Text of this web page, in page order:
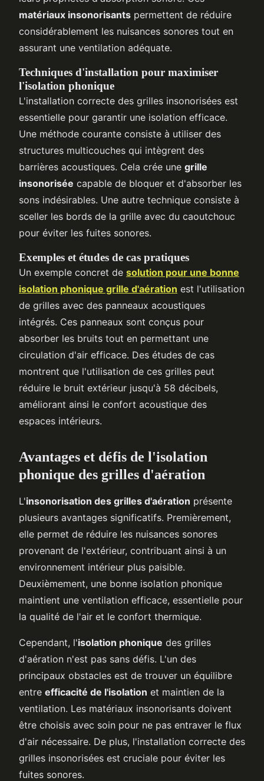
matériaux insonorisants permettent de réduire
considérablement les nuisances sonores tout en
assurant une ventilation adéquate.
Techniques d'installation pour maximiser
l'isolation phonique
L'installation correcte des grilles insonorisées est
essentielle pour garantir une isolation efficace.
Une méthode courante consiste à utiliser des
structures multicouches qui intègrent des
barrières acoustiques. Cela crée une grille
insonorisée capable de bloquer et d'absorber les
sons indésirables. Une autre technique consiste à
sceller les bords de la grille avec du caoutchouc
pour éviter les fuites sonores.
Exemples et études de cas pratiques
Un exemple concret de solution pour une bonne
isolation phonique grille d'aération est l'utilisation
de grilles avec des panneaux acoustiques
intégrés. Ces panneaux sont conçus pour
absorber les bruits tout en permettant une
circulation d'air efficace. Des études de cas
montrent que l'utilisation de ces grilles peut
réduire le bruit extérieur jusqu'à 58 décibels,
améliorant ainsi le confort acoustique des
espaces intérieurs.
Avantages et défis de l'isolation
phonique des grilles d'aération
L'insonorisation des grilles d'aération présente
plusieurs avantages significatifs. Premièrement,
elle permet de réduire les nuisances sonores
provenant de l'extérieur, contribuant ainsi à un
environnement intérieur plus paisible.
Deuxièmement, une bonne isolation phonique
maintient une ventilation efficace, essentielle pour
la qualité de l'air et le confort thermique.
Cependant, l'isolation phonique des grilles
d'aération n'est pas sans défis. L'un des
principaux obstacles est de trouver un équilibre
entre efficacité de l'isolation et maintien de la
ventilation. Les matériaux insonorisants doivent
être choisis avec soin pour ne pas entraver le flux
d'air nécessaire. De plus, l'installation correcte des
grilles insonorisées est cruciale pour éviter les
fuites sonores.